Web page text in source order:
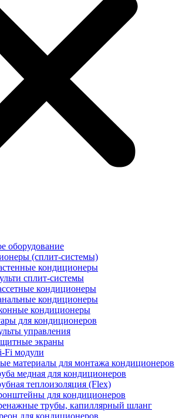
оборудование
(сплит-системы)
кондиционеры
сплит-системы
кондиционеры
кондиционеры
кондиционеры
для кондиционеров
управления
экраны
Fi модули
материалы для монтажа кондиционеров
медная для кондиционеров
теплоизоляция (Flex)
для кондиционеров
трубы, капиллярный шланг
для кондиционеров